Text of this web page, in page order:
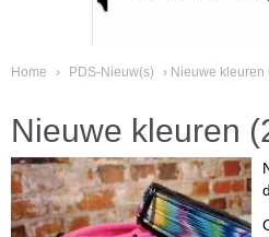
Home › PDS-Nieuw(s) › Nieuwe kleuren
Nieuwe kleuren